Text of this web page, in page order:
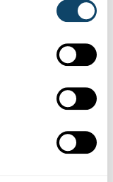
sur ton